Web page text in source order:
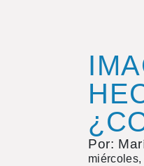
Por: